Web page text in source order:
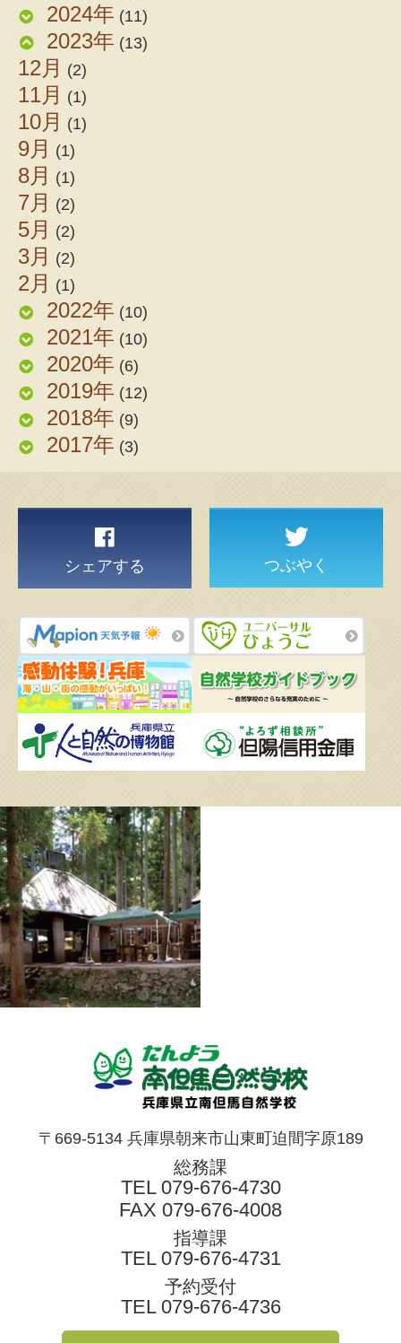
2024年 (11)
2023年 (13)
12月 (2)
11月 (1)
10月 (1)
9月 (1)
8月 (1)
7月 (2)
5月 (2)
3月 (2)
2月 (1)
2022年 (10)
2021年 (10)
2020年 (6)
2019年 (12)
2018年 (9)
2017年 (3)
シェアする つぶやく
〒669-5134 兵庫県朝来市山東町迫間字原189
総務課
TEL 079-676-4730
FAX 079-676-4008
指導課
TEL 079-676-4731
予約受付
TEL 079-676-4736